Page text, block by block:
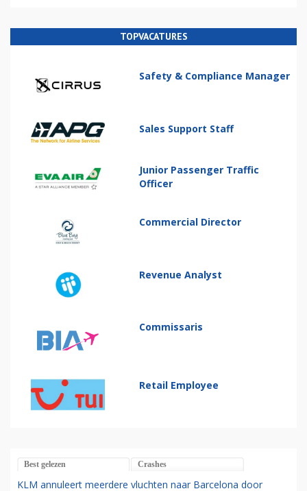
TOPVACATURES
Safety & Compliance Manager
Sales Support Staff
Junior Passenger Traffic
Officer
Commercial Director
Revenue Analyst
Commissaris
Retail Employee
Best gelezen Crashes
KLM annuleert meerdere vluchten naar Barcelona door